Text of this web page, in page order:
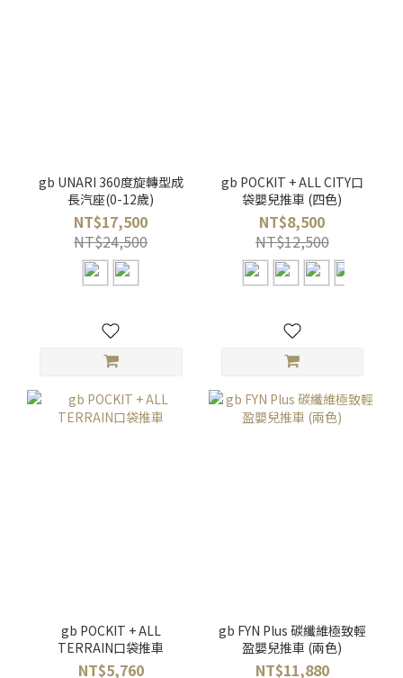
gb UNARI 360度旋轉型成
長汽座(0-12歲)
NT$17,500
NT$24,500
gb POCKIT + ALL CITY口
袋嬰兒推車 (四色)
NT$8,500
NT$12,500
gb POCKIT + ALL
TERRAIN口袋推車
NT$5,760
gb FYN Plus 碳纖維極致輕
盈嬰兒推車 (兩色)
NT$11,880